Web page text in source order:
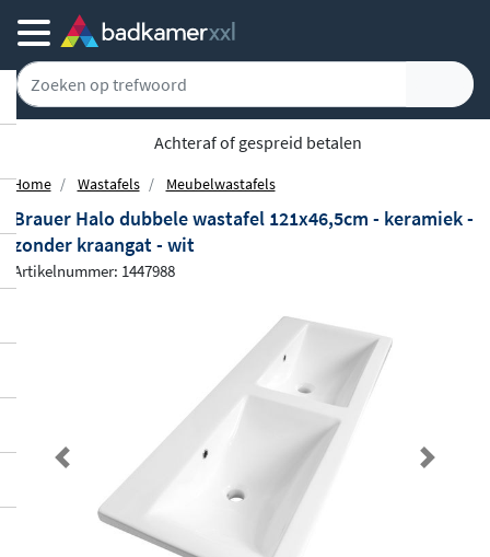
Achteraf of gespreid betalen
Home Wastafels Meubelwastafels
Brauer Halo dubbele wastafel 121x46,5cm - keramiek -
zonder kraangat - wit
Artikelnummer: 1447988
Previous Next